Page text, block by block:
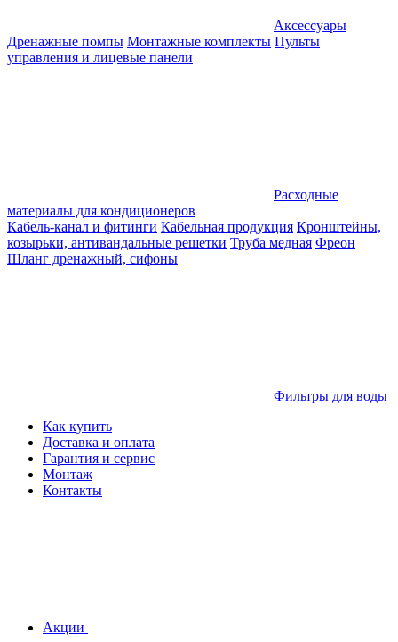
Аксессуары
Дренажные помпы Монтажные комплекты Пульты
управления и лицевые панели
Расходные
материалы для кондиционеров
Кабель-канал и фитинги Кабельная продукция Кронштейны,
козырьки, антивандальные решетки Труба медная Фреон
Шланг дренажный, сифоны
Фильтры для воды
Как купить
Доставка и оплата
Гарантия и сервис
Монтаж
Контакты
Акции